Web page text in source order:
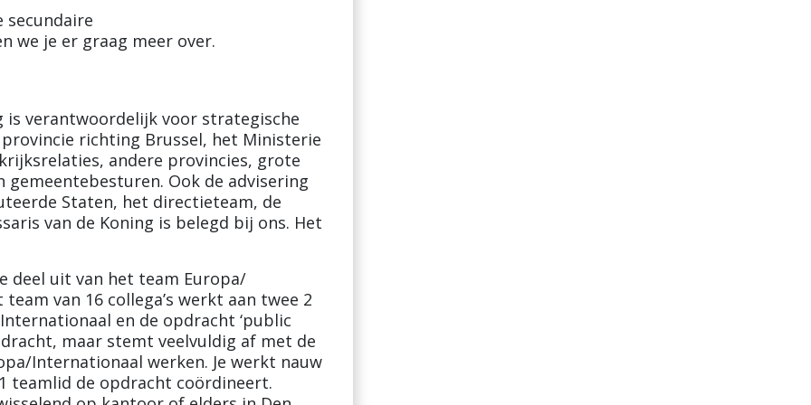
secundaire
we je er graag meer over.
is verantwoordelijk voor strategische
richting Brussel, het Ministerie
andere provincies, grote
gemeentebesturen. Ook de advisering
Staten, het directieteam, de
van de Koning is belegd bij ons. Het
deel uit van het team Europa/
van 16 collega’s werkt aan twee 2
en de opdracht ‘public
maar stemt veelvuldig af met de
Internationaal werken. Je werkt nauw
teamlid de opdracht coördineert.